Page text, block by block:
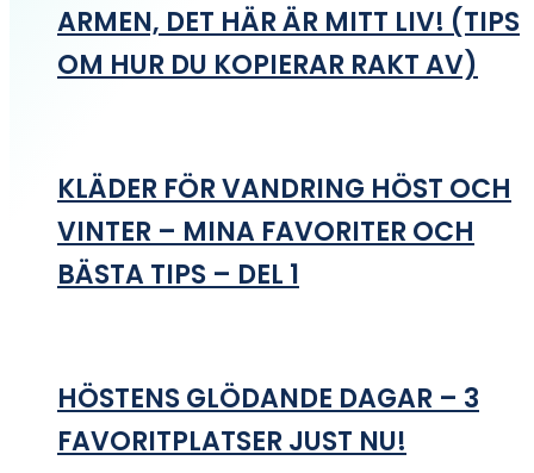
ARMEN, DET HÄR ÄR MITT LIV! (TIPS
OM HUR DU KOPIERAR RAKT AV)
KLÄDER FÖR VANDRING HÖST OCH
VINTER – MINA FAVORITER OCH
BÄSTA TIPS – DEL 1
HÖSTENS GLÖDANDE DAGAR – 3
FAVORITPLATSER JUST NU!